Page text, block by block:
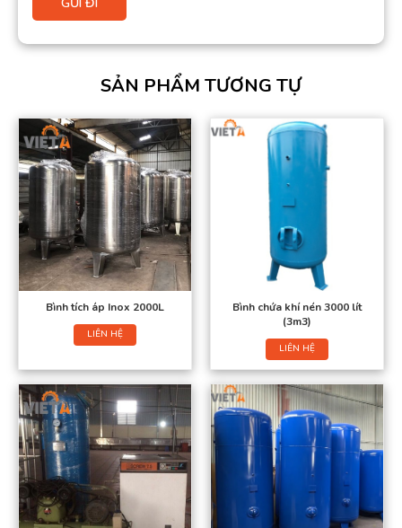
SẢN PHẨM TƯƠNG TỰ
Bình tích áp Inox 2000L
LIÊN HỆ
Bình chứa khí nén 3000 lít
(3m3)
LIÊN HỆ